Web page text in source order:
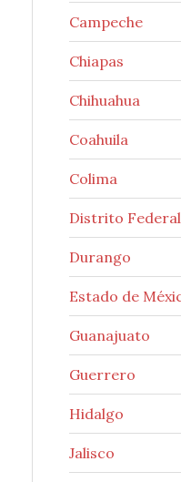
Campeche
Chiapas
Chihuahua
Coahuila
Colima
Distrito Federal
Durango
Estado de
Guanajuato
Guerrero
Hidalgo
Jalisco